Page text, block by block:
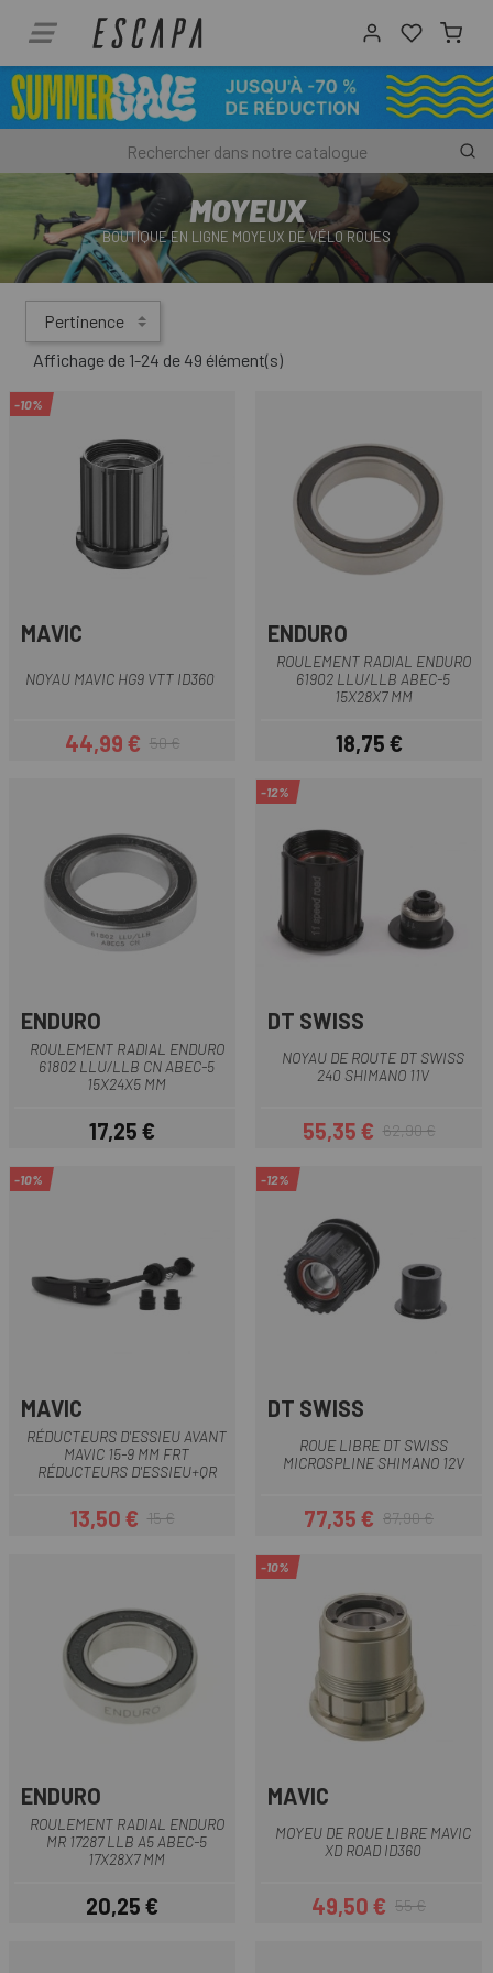
MOYEUX
BOUTIQUE EN LIGNE MOYEUX DE VÉLO ROUES
Pertinence
Affichage de 1-24 de 49 élément(s)
-10%
MAVIC
NOYAU MAVIC HG9 VTT ID360
Prix
44,99 €Prix habituel
50 €
ENDURO
ROULEMENT RADIAL ENDURO
61902 LLU/LLB ABEC-5
15X28X7 MM
Prix
18,75 €
ENDURO
ROULEMENT RADIAL ENDURO
61802 LLU/LLB CN ABEC-5
15X24X5 MM
Prix
17,25 €
-12%
DT SWISS
NOYAU DE ROUTE DT SWISS
240 SHIMANO 11V
Prix
55,35 €Prix habituel
62,90 €
-10%
MAVIC
RÉDUCTEURS D'ESSIEU AVANT
MAVIC 15-9 MM FRT
RÉDUCTEURS D'ESSIEU+QR
Prix
13,50 €Prix habituel
15 €
-12%
DT SWISS
ROUE LIBRE DT SWISS
MICROSPLINE SHIMANO 12V
Prix
77,35 €Prix habituel
87,90 €
ENDURO
ROULEMENT RADIAL ENDURO
MR 17287 LLB A5 ABEC-5
17X28X7 MM
Prix
20,25 €
-10%
MAVIC
MOYEU DE ROUE LIBRE MAVIC
XD ROAD ID360
Prix
49,50 €Prix habituel
55 €